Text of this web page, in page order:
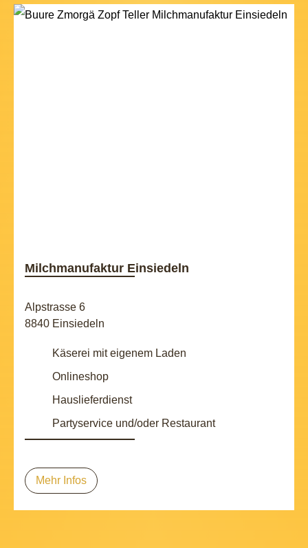
Milchmanufaktur Einsiedeln
Alpstrasse 6
8840 Einsiedeln
Käserei mit eigenem Laden
Onlineshop
Hauslieferdienst
Partyservice und/oder Restaurant
Mehr Infos